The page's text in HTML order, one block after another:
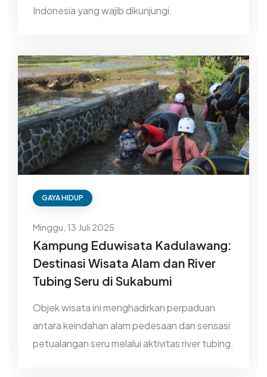
Indonesia yang wajib dikunjungi.
GAYA HIDUP
Minggu, 13 Juli 2025
Kampung Eduwisata Kadulawang:
Destinasi Wisata Alam dan River
Tubing Seru di Sukabumi
Objek wisata ini menghadirkan perpaduan
antara keindahan alam pedesaan dan sensasi
petualangan seru melalui aktivitas river tubing.